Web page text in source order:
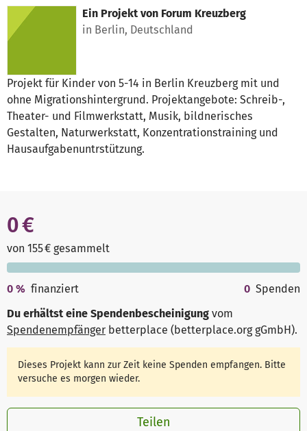
Ein Projekt von Forum Kreuzberg
in Berlin, Deutschland
Projekt für Kinder von 5-14 in Berlin Kreuzberg mit und
ohne Migrationshintergrund. Projektangebote: Schreib-,
Theater- und Filmwerkstatt, Musik, bildnerisches
Gestalten, Naturwerkstatt, Konzentrationstraining und
Hausaufgabenuntrstützung.
0 €
von 155 € gesammelt
0 % finanziert 0 Spenden
Du erhältst eine Spendenbescheinigung vom
Spendenempfänger betterplace (betterplace.org gGmbH).
Dieses Projekt kann zur Zeit keine Spenden empfangen. Bitte
versuche es morgen wieder.
Teilen